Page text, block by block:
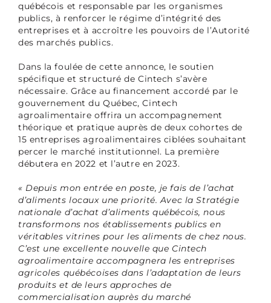
québécois et responsable par les organismes
publics, à renforcer le régime d’intégrité des
entreprises et à accroître les pouvoirs de l’Autorité
des marchés publics.
Dans la foulée de cette annonce, le soutien
spécifique et structuré de Cintech s’avère
nécessaire. Grâce au financement accordé par le
gouvernement du Québec, Cintech
agroalimentaire offrira un accompagnement
théorique et pratique auprès de deux cohortes de
15 entreprises agroalimentaires ciblées souhaitant
percer le marché institutionnel. La première
débutera en 2022 et l’autre en 2023.
« Depuis mon entrée en poste, je fais de l’achat
d’aliments locaux une priorité. Avec la Stratégie
nationale d’achat d’aliments québécois, nous
transformons nos établissements publics en
véritables vitrines pour les aliments de chez nous.
C’est une excellente nouvelle que Cintech
agroalimentaire accompagnera les entreprises
agricoles québécoises dans l’adaptation de leurs
produits et de leurs approches de
commercialisation auprès du marché